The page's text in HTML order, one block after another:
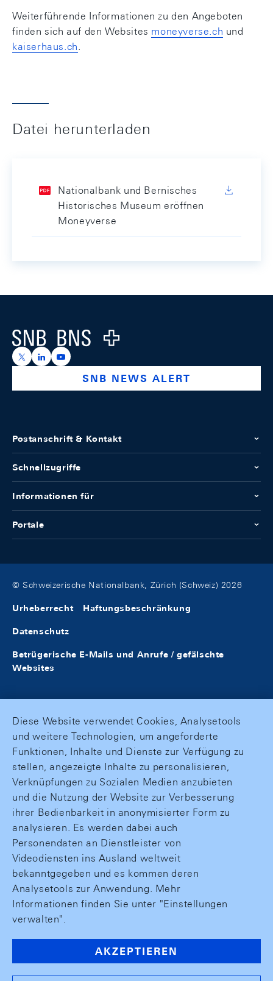
Weiterführende Informationen zu den Angeboten
finden sich auf den Websites moneyverse.ch und
kaiserhaus.ch.
Datei herunterladen
Nationalbank und Bernisches
Historisches Museum eröffnen
Moneyverse
Logo
https://x.com/snb_bns
https://ch.linkedin.com/company/swiss-national-
https://www.youtube.com/@swissnationalbank
SNB NEWS ALERT
Postanschrift & Kontakt
Schnellzugriffe
Informationen für
Portale
© Schweizerische Nationalbank, Zürich (Schweiz) 2026
Urheberrecht Haftungsbeschränkung
Datenschutz
Betrügerische E-Mails und Anrufe / gefälschte
Websites
Diese Website verwendet Cookies, Analysetools
und weitere Technologien, um angeforderte
Funktionen, Inhalte und Dienste zur Verfügung zu
stellen, angezeigte Inhalte zu personalisieren,
Verknüpfungen zu Sozialen Medien anzubieten
und die Nutzung der Website zur Verbesserung
ihrer Bedienbarkeit in anonymisierter Form zu
analysieren. Es werden dabei auch
Personendaten an Dienstleister von
Videodiensten ins Ausland weltweit
bekanntgegeben und es kommen deren
Analysetools zur Anwendung. Mehr
Informationen finden Sie unter "Einstellungen
verwalten".
AKZEPTIEREN